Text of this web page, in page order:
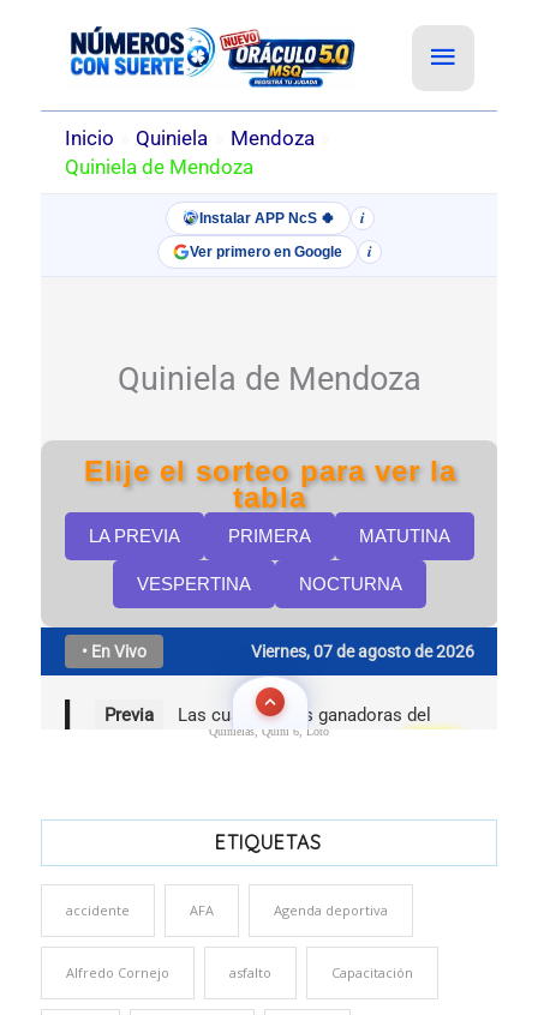
Quinielas, Quini 6, Loto
ETIQUETAS
accidente AFA Agenda deportiva
Alfredo Cornejo asfalto Capacitación